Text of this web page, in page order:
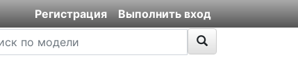
Регистрация Выполнить вход